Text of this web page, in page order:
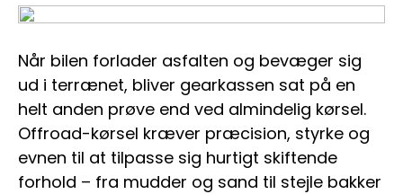
Når bilen forlader asfalten og bevæger sig
ud i terrænet, bliver gearkassen sat på en
helt anden prøve end ved almindelig kørsel.
Offroad-kørsel kræver præcision, styrke og
evnen til at tilpasse sig hurtigt skiftende
forhold – fra mudder og sand til stejle bakker